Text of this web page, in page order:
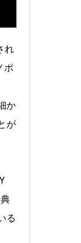
れ
ポ
か
が
る